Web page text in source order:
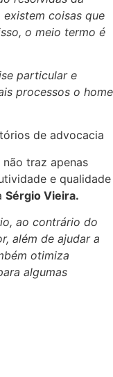
coisas que
o meio termo é
particular e
processos o home
de advocacia
traz apenas
e qualidade
Sérgio Vieira.
ao contrário do
além de ajudar a
otimiza
algumas